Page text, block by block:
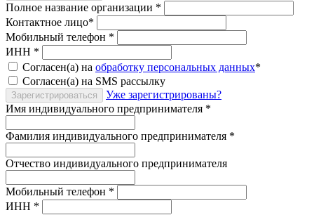
Полное название организации *
Контактное лицо*
Мобильный телефон *
ИНН *
Согласен(а) на обработку персональных данных*
Согласен(а) на SMS рассылку
Зарегистрироваться
Уже зарегистрированы?
Имя индивидуального предпринимателя *
Фамилия индивидуального предпринимателя *
Отчество индивидуального предпринимателя
Мобильный телефон *
ИНН *